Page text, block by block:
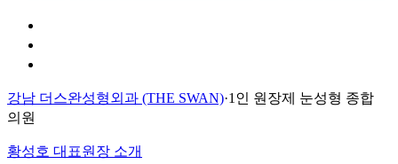
강남 더스완성형외과 (THE SWAN)·1인 원장제 눈성형 종합
의원
황성호 대표원장 소개